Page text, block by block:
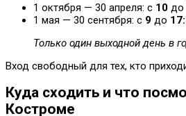
1 октября — 30 апреля: с 10 до
1 мая — 30 сентября: с 9 до
Только один выходной день в
Вход свободный для тех, кто
Куда сходить и что
Костроме